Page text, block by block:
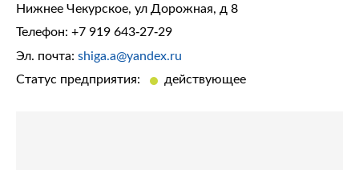
Нижнее Чекурское, ул Дорожная, д 8
Телефон: +7 919 643-27-29
Эл. почта: shiga.a@yandex.ru
Статус предприятия:
действующее